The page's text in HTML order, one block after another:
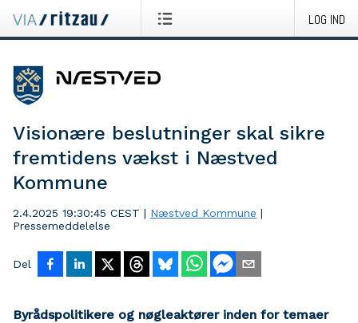
LOG IND
Visionære beslutninger skal sikre
fremtidens vækst i Næstved
Kommune
2.4.2025 19:30:45 CEST | Næstved Kommune |
Pressemeddelelse
Del
Byrådspolitikere og nøgleaktører inden for temaer